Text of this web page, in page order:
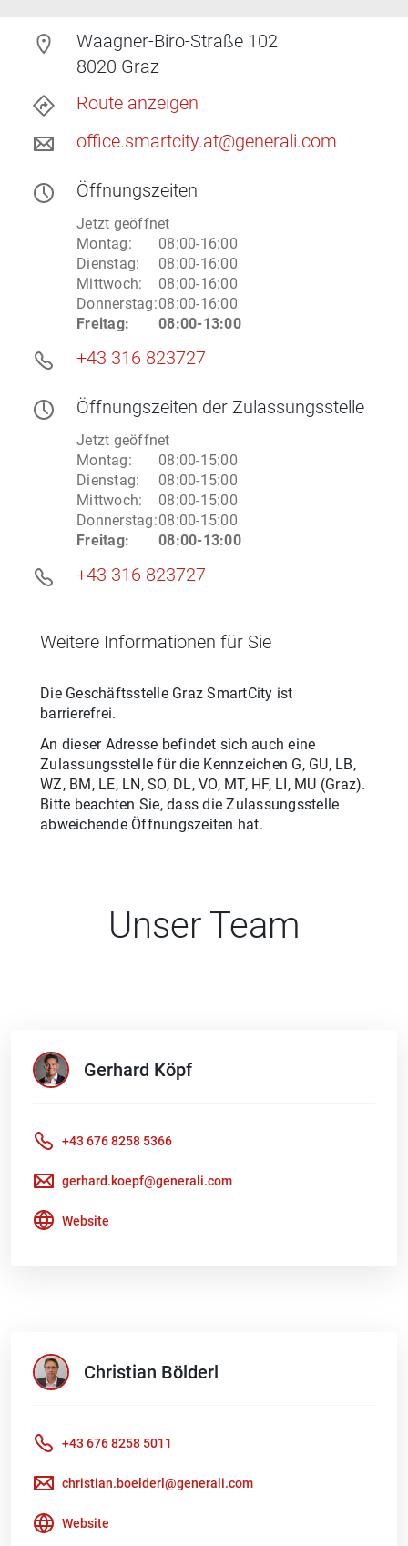
Waagner-Biro-Straße 102
8020 Graz
Route anzeigen
office.smartcity.at@generali.com
Öffnungszeiten
Jetzt geöffnet
Montag:
08:00-16:00
Dienstag:
08:00-16:00
Mittwoch:
08:00-16:00
Donnerstag:08:00-16:00
Freitag: 08:00-13:00
+43 316 823727
Öffnungszeiten der Zulassungsstelle
Jetzt geöffnet
Montag:
08:00-15:00
Dienstag:
08:00-15:00
Mittwoch:
08:00-15:00
Donnerstag:08:00-15:00
Freitag: 08:00-13:00
+43 316 823727
Weitere Informationen für Sie
Die Geschäftsstelle Graz SmartCity ist
barrierefrei.
An dieser Adresse befindet sich auch eine
Zulassungsstelle für die Kennzeichen G, GU, LB,
WZ, BM, LE, LN, SO, DL, VO, MT, HF, LI, MU (Graz).
Bitte beachten Sie, dass die Zulassungsstelle
abweichende Öffnungszeiten hat.
Unser Team
Gerhard Köpf
+43 676 8258 5366
gerhard.koepf@generali.com
Website
Christian Bölderl
+43 676 8258 5011
christian.boelderl@generali.com
Website